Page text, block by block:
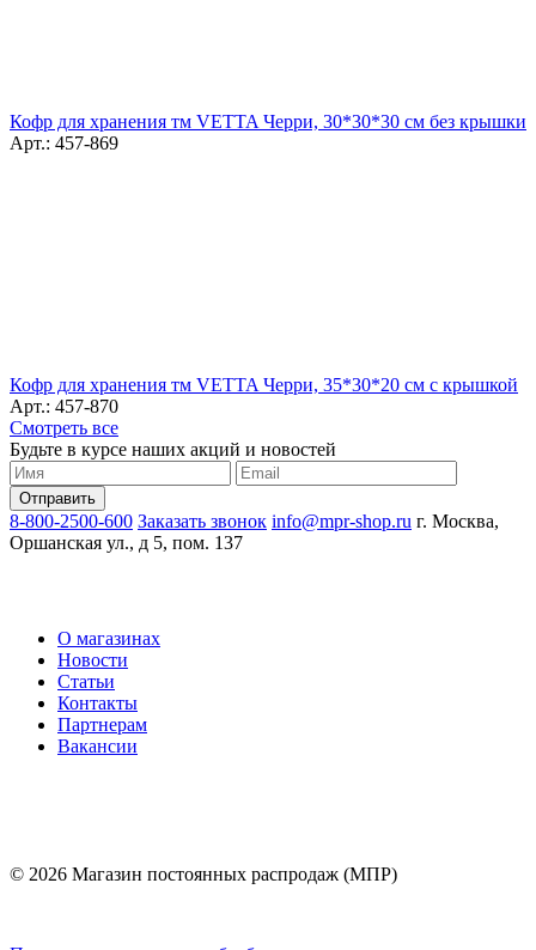
Кофр для хранения тм VETTA Черри, 30*30*30 см без крышки
Арт.: 457-869
Кофр для хранения тм VETTA Черри, 35*30*20 см с крышкой
Арт.: 457-870
Смотреть все
Будьте в курсе наших акций и новостей
8-800-2500-600 Заказать звонок info@mpr-shop.ru г. Москва,
Оршанская ул., д 5, пом. 137
О магазинах
Новости
Статьи
Контакты
Партнерам
Вакансии
© 2026 Магазин постоянных распродаж (МПР)